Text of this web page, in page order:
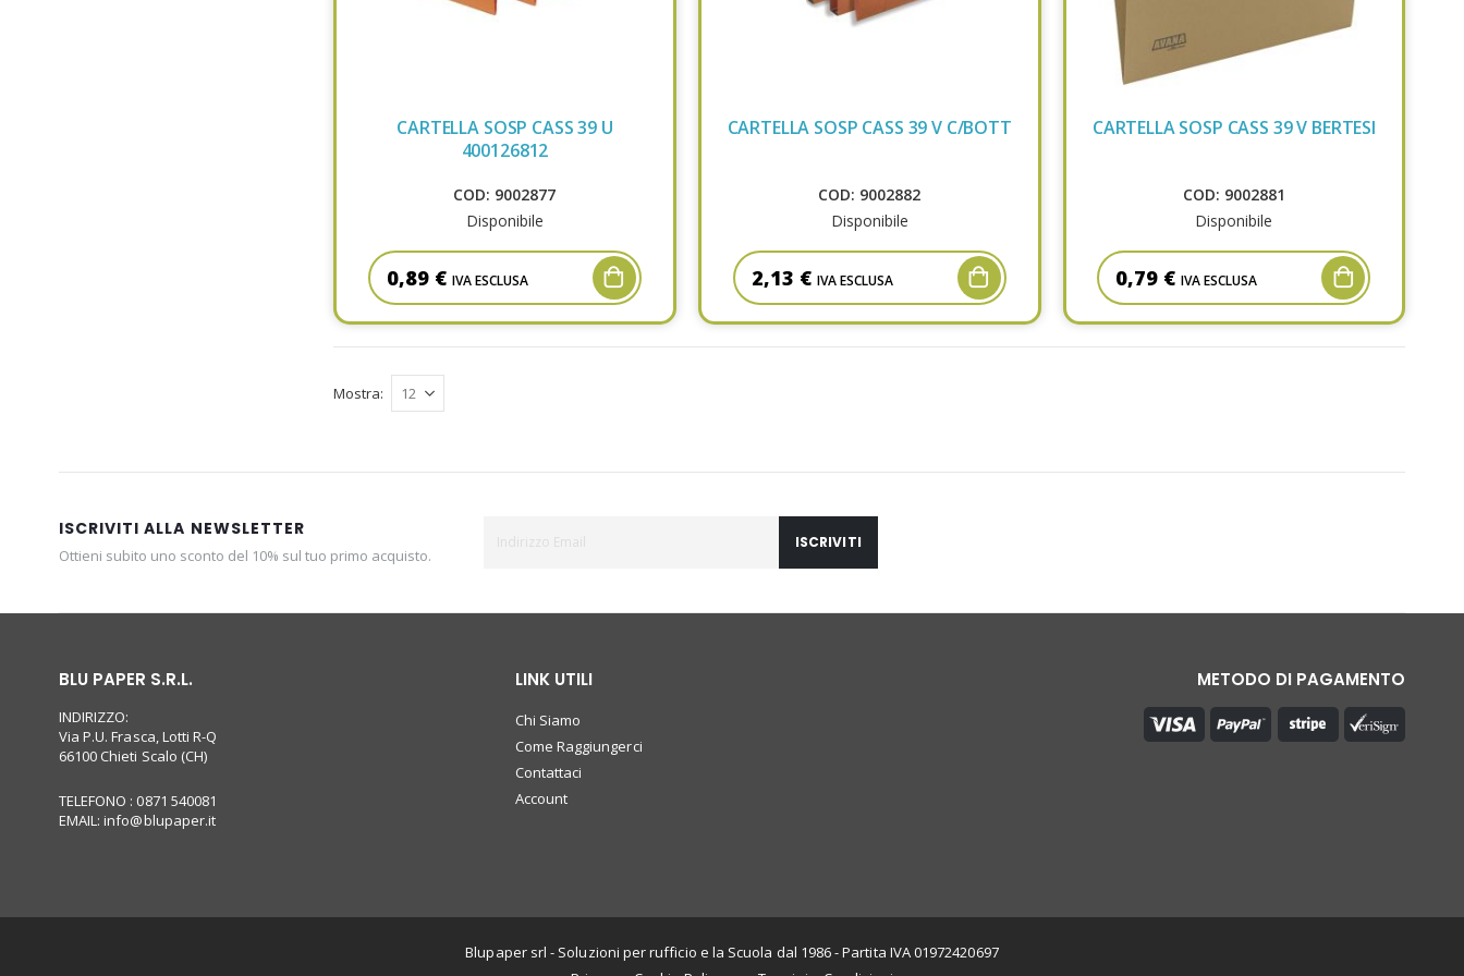
CARTELLA SOSP CASS 39 U
400126812
COD: 9002877
Disponibile
0,89 € IVA ESCLUSA
CARTELLA SOSP CASS 39 V C/BOTT
COD: 9002882
Disponibile
2,13 € IVA ESCLUSA
CARTELLA SOSP CASS 39 V BERTESI
COD: 9002881
Disponibile
0,79 € IVA ESCLUSA
Mostra
ISCRIVITI ALLA NEWSLETTER
Ottieni subito uno sconto del 10% sul tuo primo acquisto.
ISCRIVITI
BLU PAPER S.R.L.
INDIRIZZO:
Via P.U. Frasca, Lotti R-Q
66100 Chieti Scalo (CH)
TELEFONO : 0871 540081
EMAIL:info@blupaper.it
LINK UTILI
Chi Siamo
Come Raggiungerci
Contattaci
Account
METODO DI PAGAMENTO
Blupaper srl - Soluzioni per rufficio e la Scuola dal 1986 - Partita IVA 01972420697